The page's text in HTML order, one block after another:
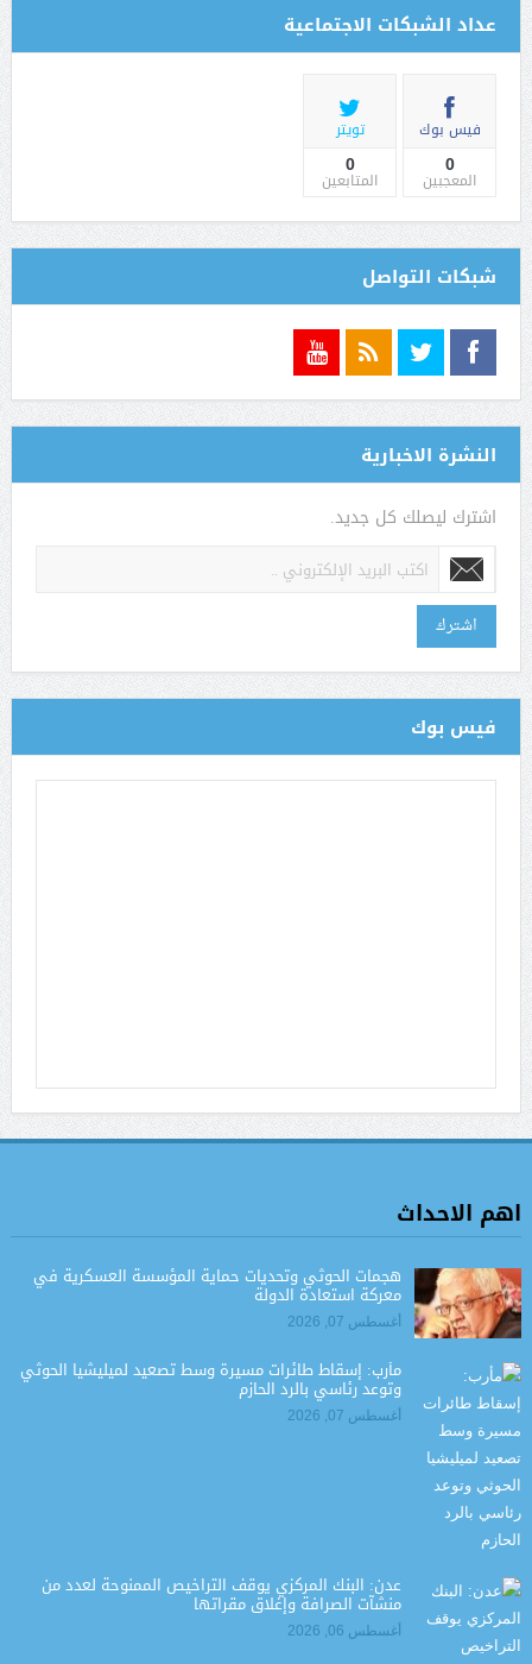
عداد الشبكات الاجتماعية
فيس بوك
0
المعجبين
تويتر
0
المتابعين
شبكات التواصل
النشرة الاخبارية
اشترك ليصلك كل جديد.
اشترك
فيس بوك
اهم الاحداث
هجمات الحوثي وتحديات حماية المؤسسة العسكرية في
معركة استعادة الدولة
أغسطس 07, 2026
مأرب: إسقاط طائرات مسيرة وسط تصعيد لميليشيا الحوثي
وتوعد رئاسي بالرد الحازم
أغسطس 07, 2026
عدن: البنك المركزي يوقف التراخيص الممنوحة لعدد من
منشآت الصرافة وإغلاق مقراتها
أغسطس 06, 2026